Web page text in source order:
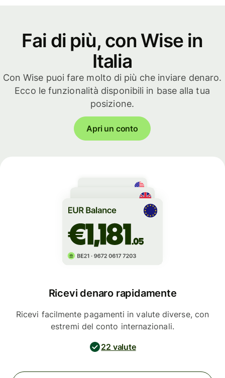
Fai di più, con Wise in
Italia
Con Wise puoi fare molto di più che inviare denaro.
Ecco le funzionalità disponibili in base alla tua
posizione.
Apri un conto
Ricevi denaro rapidamente
Ricevi facilmente pagamenti in valute diverse, con
estremi del conto internazionali.
22 valute